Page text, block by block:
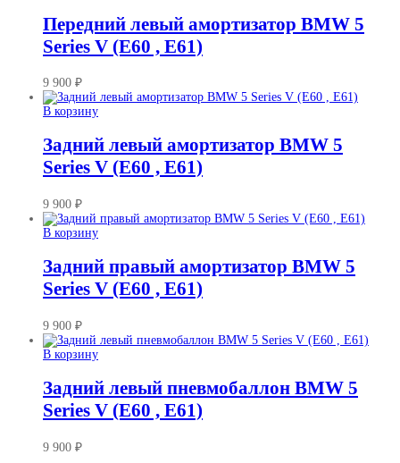
Передний левый амортизатор BMW 5
Series V (E60 , E61)
9 900 ₽
В корзину
Задний левый амортизатор BMW 5
Series V (E60 , E61)
9 900 ₽
В корзину
Задний правый амортизатор BMW 5
Series V (E60 , E61)
9 900 ₽
В корзину
Задний левый пневмобаллон BMW 5
Series V (E60 , E61)
9 900 ₽